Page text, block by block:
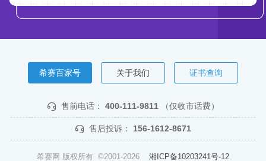
希赛百家号 关于我们 证书查询
售前电话： 400-111-9811 （仅收市话费）
售后投诉： 156-1612-8671
希赛网 版权所有 ©2001-2026 湘ICP备10203241号-12